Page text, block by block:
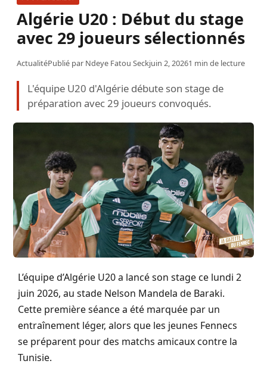
Algérie U20 : Début du stage
avec 29 joueurs sélectionnés
ActualitéPublié par Ndeye Fatou Seckjuin 2, 20261 min de lecture
L'équipe U20 d'Algérie débute son stage de
préparation avec 29 joueurs convoqués.
L’équipe d’Algérie U20 a lancé son stage ce lundi 2
juin 2026, au stade Nelson Mandela de Baraki.
Cette première séance a été marquée par un
entraînement léger, alors que les jeunes Fennecs
se préparent pour des matchs amicaux contre la
Tunisie.